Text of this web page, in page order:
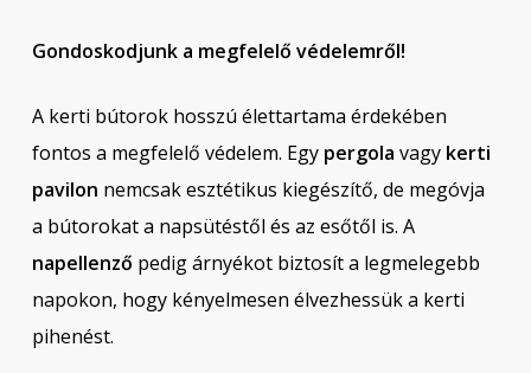
Gondoskodjunk a megfelelő védelemről!
A kerti bútorok hosszú élettartama érdekében
fontos a megfelelő védelem. Egy pergola vagy kerti
pavilon nemcsak esztétikus kiegészítő, de megóvja
a bútorokat a napsütéstől és az esőtől is. A
napellenző pedig árnyékot biztosít a legmelegebb
napokon, hogy kényelmesen élvezhessük a kerti
pihenést.